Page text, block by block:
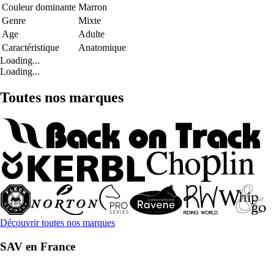
Couleur dominante Marron
Genre
Mixte
Age
Adulte
Caractéristique
Anatomique
Loading...
Loading...
Toutes nos marques
Découvrir toutes nos marques
SAV en France